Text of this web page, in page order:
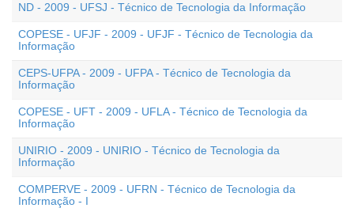
ND - 2009 - UFSJ - Técnico de Tecnologia da Informação
COPESE - UFJF - 2009 - UFJF - Técnico de Tecnologia da
Informação
CEPS-UFPA - 2009 - UFPA - Técnico de Tecnologia da
Informação
COPESE - UFT - 2009 - UFLA - Técnico de Tecnologia da
Informação
UNIRIO - 2009 - UNIRIO - Técnico de Tecnologia da
Informação
COMPERVE - 2009 - UFRN - Técnico de Tecnologia da
Informação - I